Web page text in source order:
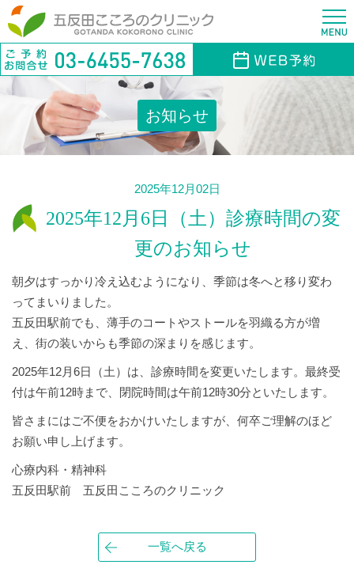
お知らせ
2025年12月02日
2025年12月6日（土）診療時間の変
更のお知らせ
朝夕はすっかり冷え込むようになり、季節は冬へと移り変わ
ってまいりました。
五反田駅前でも、薄手のコートやストールを羽織る方が増
え、街の装いからも季節の深まりを感じます。
2025年12月6日（土）は、診療時間を変更いたします。最終受
付は午前12時まで、閉院時間は午前12時30分といたします。
皆さまにはご不便をおかけいたしますが、何卒ご理解のほど
お願い申し上げます。
心療内科・精神科
五反田駅前 五反田こころのクリニック
一覧へ戻る